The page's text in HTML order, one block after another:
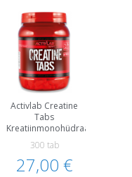
Activlab Creatine
Tabs
Kreatiinmonohüdraat
300 tab
27,00 €